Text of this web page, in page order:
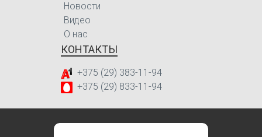
Новости
Видео
О нас
КОНТАКТЫ
+375 (29) 383-11-94
+375 (29) 833-11-94